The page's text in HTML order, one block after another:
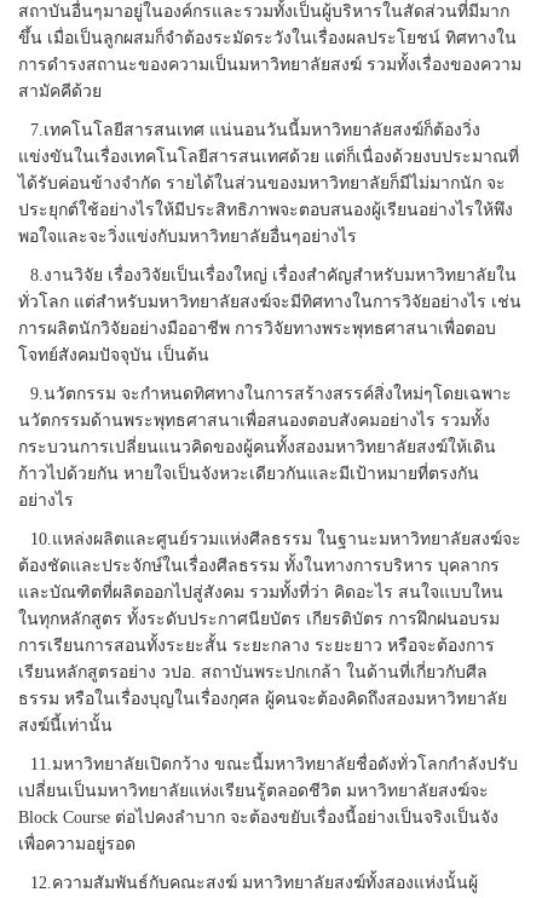
สถาบันอื่นๆมาอยู่ในองค์กรและรวมทั้งเป็นผู้บริหารในสัดส่วนที่มีมาก
ขึ้น เมื่อเป็นลูกผสมก็จำต้องระมัดระวังในเรื่องผลประโยชน์ ทิศทางใน
การดำรงสถานะของความเป็นมหาวิทยาลัยสงฆ์ รวมทั้งเรื่องของความ
สามัคคีด้วย
7.เทคโนโลยีสารสนเทศ แน่นอนวันนี้มหาวิทยาลัยสงฆ์ก็ต้องวิ่ง
แข่งขันในเรื่องเทคโนโลยีสารสนเทศด้วย แต่ก็เนื่องด้วยงบประมาณที่
ได้รับค่อนข้างจำกัด รายได้ในส่วนของมหาวิทยาลัยก็มีไม่มากนัก จะ
ประยุกต์ใช้อย่างไรให้มีประสิทธิภาพจะตอบสนองผู้เรียนอย่างไรให้พึง
พอใจและจะวิ่งแข่งกับมหาวิทยาลัยอื่นๆอย่างไร
8.งานวิจัย เรื่องวิจัยเป็นเรื่องใหญ่ เรื่องสำคัญสำหรับมหาวิทยาลัยใน
ทั่วโลก แต่สำหรับมหาวิทยาลัยสงฆ์จะมีทิศทางในการวิจัยอย่างไร เช่น
การผลิตนักวิจัยอย่างมืออาชีพ การวิจัยทางพระพุทธศาสนาเพื่อตอบ
โจทย์สังคมปัจจุบัน เป็นต้น
9.นวัตกรรม จะกำหนดทิศทางในการสร้างสรรค์สิ่งใหม่ๆโดยเฉพาะ
นวัตกรรมด้านพระพุทธศาสนาเพื่อสนองตอบสังคมอย่างไร รวมทั้ง
กระบวนการเปลี่ยนแนวคิดของผู้คนทั้งสองมหาวิทยาลัยสงฆ์ให้เดิน
ก้าวไปด้วยกัน หายใจเป็นจังหวะเดียวกันและมีเป้าหมายที่ตรงกัน
อย่างไร
10.แหล่งผลิตและศูนย์รวมแห่งศีลธรรม ในฐานะมหาวิทยาลัยสงฆ์จะ
ต้องชัดและประจักษ์ในเรื่องศีลธรรม ทั้งในทางการบริหาร บุคลากร
และบัณฑิตที่ผลิตออกไปสู่สังคม รวมทั้งที่ว่า คิดอะไร สนใจแบบใหน
ในทุกหลักสูตร ทั้งระดับประกาศนียบัตร เกียรติบัตร การฝึกฝนอบรม
การเรียนการสอนทั้งระยะสั้น ระยะกลาง ระยะยาว หรือจะต้องการ
เรียนหลักสูตรอย่าง วปอ. สถาบันพระปกเกล้า ในด้านที่เกี่ยวกับศีล
ธรรม หรือในเรื่องบุญในเรื่องกุศล ผู้คนจะต้องคิดถึงสองมหาวิทยาลัย
สงฆ์นี้เท่านั้น
11.มหาวิทยาลัยเปิดกว้าง ขณะนี้มหาวิทยาลัยชื่อดังทั่วโลกกำลังปรับ
เปลี่ยนเป็นมหาวิทยาลัยแห่งเรียนรู้ตลอดชีวิต มหาวิทยาลัยสงฆ์จะ
Block Course ต่อไปคงลำบาก จะต้องขยับเรื่องนี้อย่างเป็นจริงเป็นจัง
เพื่อความอยู่รอด
12.ความสัมพันธ์กับคณะสงฆ์ มหาวิทยาลัยสงฆ์ทั้งสองแห่งนั้นผู้